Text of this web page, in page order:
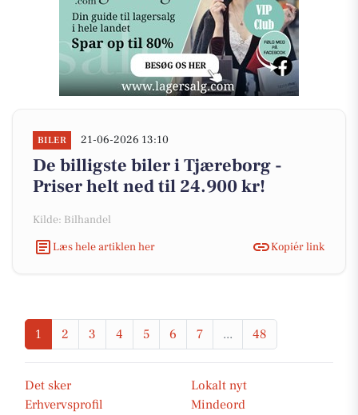
BILER 21-06-2026 13:10
De billigste biler i Tjæreborg -
Priser helt ned til 24.900 kr!
Kilde: Bilhandel
Læs hele artiklen her
Kopiér link
1 2 3 4 5 6 7 ... 48
Det sker
Lokalt nyt
Erhvervsprofil
Mindeord